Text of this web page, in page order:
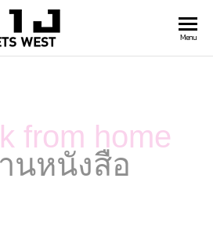
east
Menu
from home
นหนังสือ